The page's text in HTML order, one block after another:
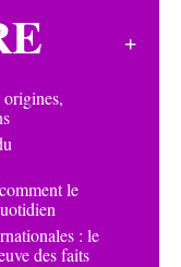
le
: le
des faits